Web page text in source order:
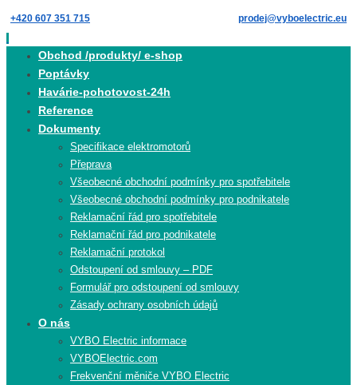
Skip
to
content
+420 607 351 715 prodej@vyboelectric.eu
Obchod /produkty/ e-shop
Poptávky
Havárie-pohotovost-24h
Reference
Dokumenty
Specifikace elektromotorů
Přeprava
Všeobecné obchodní podmínky pro spotřebitele
Všeobecné obchodní podmínky pro podnikatele
Reklamační řád pro spotřebitele
Reklamační řád pro podnikatele
Reklamační protokol
Odstoupení od smlouvy – PDF
Formulář pro odstoupení od smlouvy
Zásady ochrany osobních údajů
O nás
VYBO Electric informace
VYBOElectric.com
Frekvenční měniče VYBO Electric